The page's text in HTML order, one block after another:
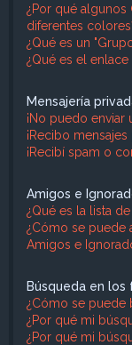
¿Por qué algunos
diferentes
¿Qué es un
¿Qué es el enlace
Mensajería
¡No puedo enviar
¡Recibo
¡Recibí spam o
Amigos e
¿Qué es la lista
¿Cómo se puede
Amigos e
Búsqueda en los
¿Cómo se puede
¿Por qué mi
¿Por qué mi